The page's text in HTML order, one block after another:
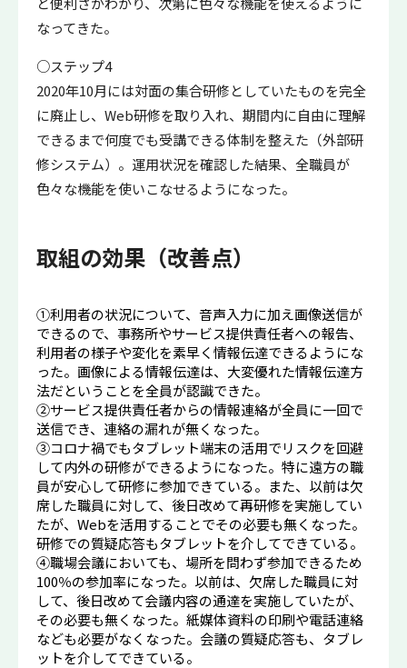
なってきた。
○ステップ4
2020年10月には対面の集合研修としていたものを完全
に廃止し、Web研修を取り入れ、期間内に自由に理解
できるまで何度でも受講できる体制を整えた（外部研
修システム）。運用状況を確認した結果、全職員が
色々な機能を使いこなせるようになった。
取組の効果（改善点）
①利用者の状況について、音声入力に加え画像送信が
できるので、事務所やサービス提供責任者への報告、
利用者の様子や変化を素早く情報伝達できるようにな
った。画像による情報伝達は、大変優れた情報伝達方
法だということを全員が認識できた。
②サービス提供責任者からの情報連絡が全員に一回で
送信でき、連絡の漏れが無くなった。
③コロナ禍でもタブレット端末の活用でリスクを回避
して内外の研修ができるようになった。特に遠方の職
員が安心して研修に参加できている。また、以前は欠
席した職員に対して、後日改めて再研修を実施してい
たが、Webを活用することでその必要も無くなった。
研修での質疑応答もタブレットを介してできている。
④職場会議においても、場所を問わず参加できるため
100％の参加率になった。以前は、欠席した職員に対
して、後日改めて会議内容の通達を実施していたが、
その必要も無くなった。紙媒体資料の印刷や電話連絡
なども必要がなくなった。会議の質疑応答も、タブレ
ットを介してできている。